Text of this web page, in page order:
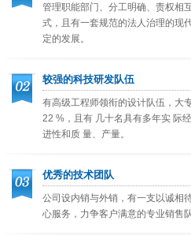
管理职能部门、分工明确、责权相
式，且有一套规范的法人治理的现
定的发展。
较强的科技研发队伍
有高级工程师领衔的设计队伍，大
22 %，且有 几十名具有多年实 际
进性和质 量、产量。
优秀的技术团队
公司设内销与外销，有一支以诚相
心服务，力争客户满意的专业销售队